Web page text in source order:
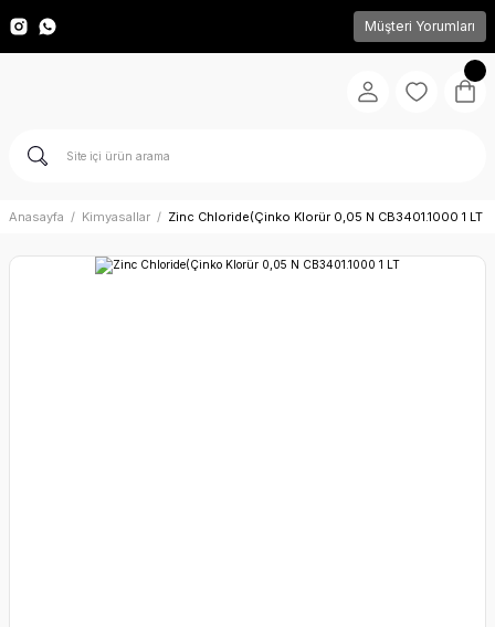
Müşteri Yorumları
Anasayfa Kimyasallar Zinc Chloride(Çinko Klorür 0,05 N CB3401.1000 1 LT